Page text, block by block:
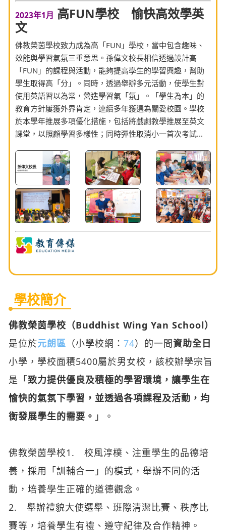
2023年1月 高FUN學校 愉快高效學英
文
佛教榮茵學校致力成為高「FUN」學校，當中包含趣味、
效能與學習氣氛三重意思。孫偉文校長相信透過設計高
「FUN」的課程與活動，能夠提高學生的學習興趣，幫助
學生取得高「分」。同時，透過舉辦多元活動，使學生對
使用英語習以為常，營造學習氣「氛」。「學生為本」的
教育方針屢獲外界肯定，連續多年獲選為關愛校園。學校
於本學年推展多項優化措施，包括將戲劇教學推展至英文
課堂，以照顧學習多樣性；同時彈性取消小一首次考試...
學校簡介
佛教榮茵學校（Buddhist Wing Yan School）
是位於元朗區 （小學校網： 74）的一間資助全日
小學，學校面積5400屬於男女校，該校辦學宗旨
是「致力提供優良及積極的學習環境，讓學生在
愉快的氣氛下學習，並透過各項課程及活動，均
衡發展學生的需要。 」。
佛教榮茵學校1. 校風淳樸、注重學生的品德培
養，採用「訓輔合一」的模式，舉辦不同的活
動，培養學生正確的道德觀念。
2. 舉辦禮貌大使選舉、班際清潔比賽、秩序比
賽等，培養學生有禮、遵守紀律及合作精神。